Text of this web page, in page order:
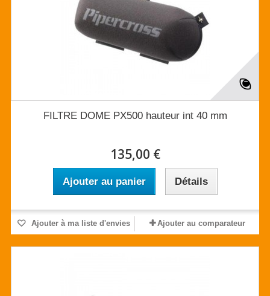
FILTRE DOME PX500 hauteur int 40 mm
135,00 €
Ajouter au panier Détails
Ajouter à ma liste d'envies Ajouter au comparateur